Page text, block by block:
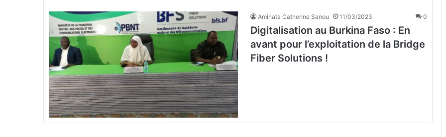
Aminata Catherine Sanou 11/03/2023 0
Digitalisation au Burkina Faso : En
avant pour l’exploitation de la Bridge
Fiber Solutions !